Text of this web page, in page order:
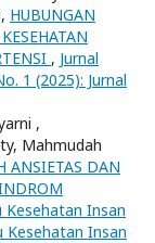
HUBUNGAN
, Jurnal
1 (2025): Jurnal
,
Mahmudah
ANSIETAS DAN
Kesehatan Insan
Kesehatan Insan